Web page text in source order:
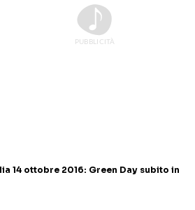
TALENT SHOW
14 ottobre 2016: Green Day subito in